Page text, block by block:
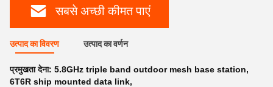
सबसे अच्छी कीमत पाएं
उत्पाद का विवरण उत्पाद का वर्णन
प्रमुखता देना: 5.8GHz triple band outdoor mesh base station,
6T6R ship mounted data link,